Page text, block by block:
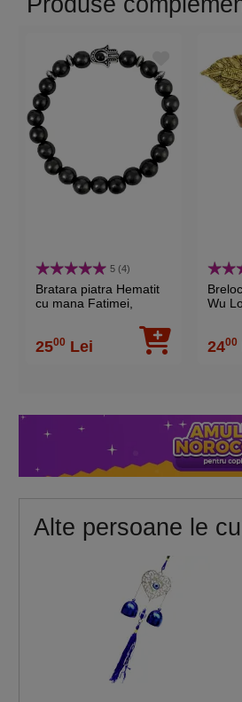
5 (4)
Bratara piatra Hematit
cu mana Fatimei,
femei barbati, elastica
negru
2500 Lei
Wu
2400
Alte persoane le